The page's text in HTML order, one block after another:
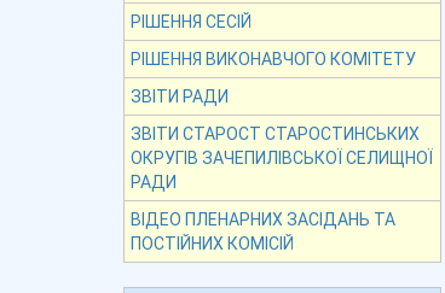
РІШЕННЯ СЕСІЙ
РІШЕННЯ ВИКОНАВЧОГО КОМІТЕТУ
ЗВІТИ РАДИ
ЗВІТИ СТАРОСТ СТАРОСТИНСЬКИХ
ОКРУГІВ ЗАЧЕПИЛІВСЬКОЇ СЕЛИЩНОЇ
РАДИ
ВІДЕО ПЛЕНАРНИХ ЗАСІДАНЬ ТА
ПОСТІЙНИХ КОМІСІЙ